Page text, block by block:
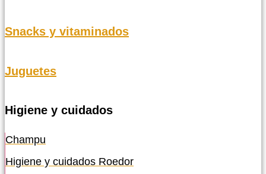
Snacks y vitaminados
Juguetes
Higiene y cuidados
Champu
Higiene y cuidados Roedor